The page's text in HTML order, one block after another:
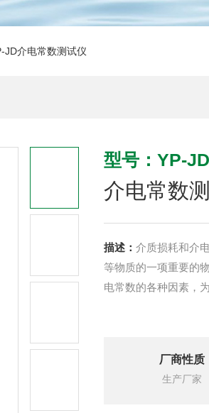
JD介电常数测试仪
型号：YP-JD
介电常数
描述： 介质损耗和介
等物质的一项重要的
电常数的各种因素，
厂商性质
生产厂家